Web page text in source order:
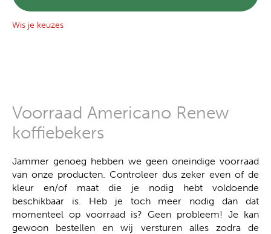
Wis je keuzes
Voorraad Americano Renew
koffiebekers
Jammer genoeg hebben we geen oneindige voorraad
van onze producten. Controleer dus zeker even of de
kleur en/of maat die je nodig hebt voldoende
beschikbaar is. Heb je toch meer nodig dan dat
momenteel op voorraad is? Geen probleem! Je kan
gewoon bestellen en wij versturen alles zodra de